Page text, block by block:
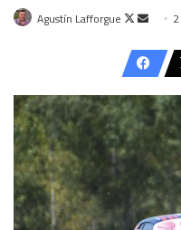
Agustín Lafforgue
Follow
X
Send
email